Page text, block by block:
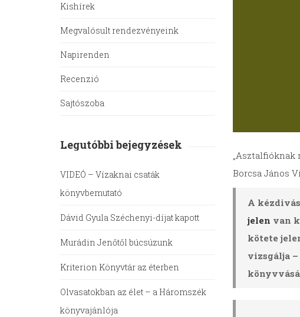
Borcsa János
A
jelen van
kötete
vizsgálja
Kishírek
Megvalósult rendezvényeink
Napirenden
Recenzió
Sajtószoba
Legutóbbi bejegyzések
VIDEÓ – Vízaknai csaták
könyvbemutató
Dávid Gyula Széchenyi-díjat kapott
Murádin Jenőtől búcsúzunk
Kriterion Könyvtár az éterben
Olvasatokban az élet – a Háromszék
könyvajánlója